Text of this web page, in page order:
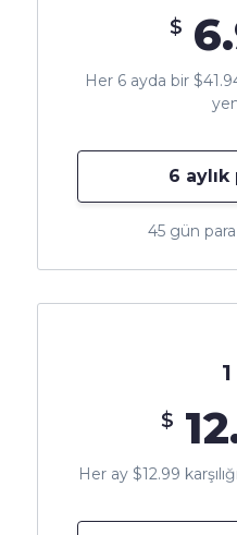
$
Her ay $12.99
$
Her 6 ayda bir
6 aylık
45 gün